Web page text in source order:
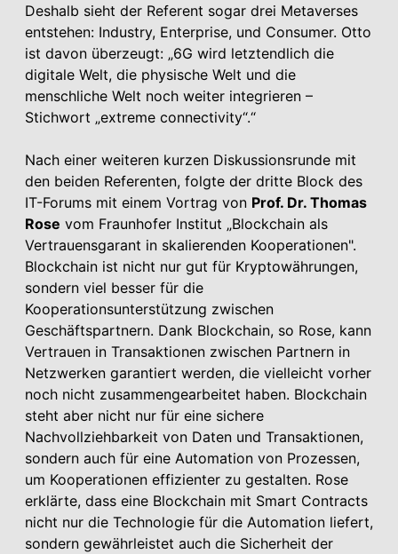
Deshalb sieht der Referent sogar drei Metaverses
entstehen: Industry, Enterprise, und Consumer. Otto
ist davon überzeugt: „6G wird letztendlich die
digitale Welt, die physische Welt und die
menschliche Welt noch weiter integrieren –
Stichwort „extreme connectivity“.“
Nach einer weiteren kurzen Diskussionsrunde mit
den beiden Referenten, folgte der dritte Block des
IT-Forums mit einem Vortrag von Prof. Dr. Thomas
Rose vom Fraunhofer Institut „Blockchain als
Vertrauensgarant in skalierenden Kooperationen".
Blockchain ist nicht nur gut für Kryptowährungen,
sondern viel besser für die
Kooperationsunterstützung zwischen
Geschäftspartnern. Dank Blockchain, so Rose, kann
Vertrauen in Transaktionen zwischen Partnern in
Netzwerken garantiert werden, die vielleicht vorher
noch nicht zusammengearbeitet haben. Blockchain
steht aber nicht nur für eine sichere
Nachvollziehbarkeit von Daten und Transaktionen,
sondern auch für eine Automation von Prozessen,
um Kooperationen effizienter zu gestalten. Rose
erklärte, dass eine Blockchain mit Smart Contracts
nicht nur die Technologie für die Automation liefert,
sondern gewährleistet auch die Sicherheit der